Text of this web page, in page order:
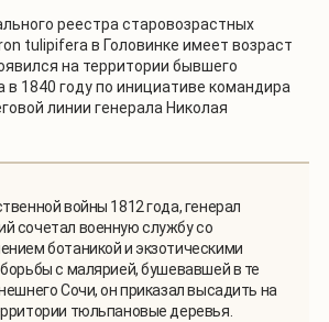
реестра старовозрастных
tulipifera в Головинке имеет возраст
на территории бывшего
в 1840 году по инициативе командира
линии генерала Николая
войны 1812 года, генерал
сочетал военную службу со
ботаникой и экзотическими
с малярией, бушевавшей в те
Сочи, он приказал высадить на
тюльпановые деревья.